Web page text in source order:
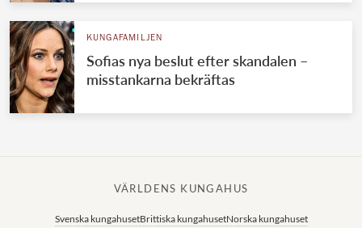
KUNGAFAMILJEN
Sofias nya beslut efter skandalen –
misstankarna bekräftas
VÄRLDENS KUNGAHUS
Svenska kungahusetBrittiska kungahusetNorska kungahuset